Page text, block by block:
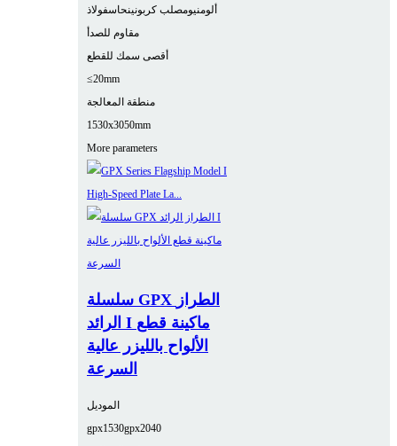
ألومنيومصلب كربونينحاسفولاذ
مقاوم للصدأ
أقصى سمك للقطع
≤20mm
منطقة المعالجة
1530x3050mm
More parameters
سلسلة GPX الطراز
الرائد I ماكينة قطع
الألواح بالليزر عالية
السرعة
الموديل
gpx1530gpx2040